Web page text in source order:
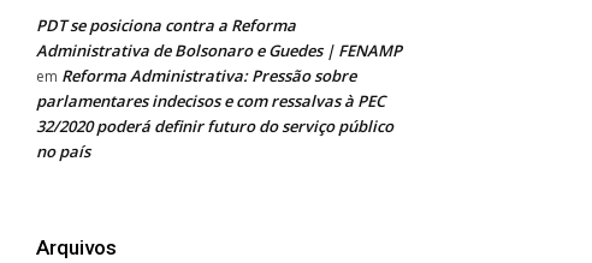
PDT se posiciona contra a Reforma
Administrativa de Bolsonaro e Guedes | FENAMP
em Reforma Administrativa: Pressão sobre
parlamentares indecisos e com ressalvas à PEC
32/2020 poderá definir futuro do serviço público
no país
Arquivos